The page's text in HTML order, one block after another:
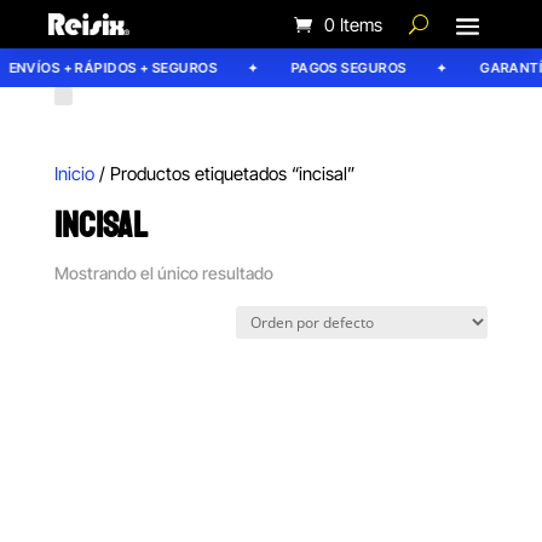
0 Items
ENVÍOS + RÁPIDOS + SEGUROS PAGOS SEGUROS
Inicio/ Productos etiquetados “incisal”
INCISAL
Mostrando el único resultado